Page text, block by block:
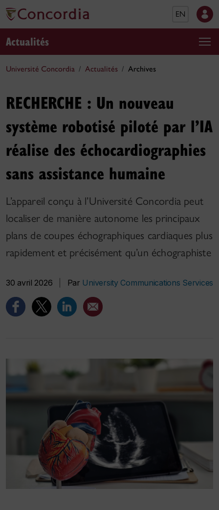
EN
Actualités
Université Concordia Actualités Archives
RECHERCHE : Un nouveau
système robotisé piloté par l’IA
réalise des échocardiographies
sans assistance humaine
L’appareil conçu à l’Université Concordia peut
localiser de manière autonome les principaux
plans de coupes échographiques cardiaques plus
rapidement et précisément qu’un échographiste
30 avril 2026 Par University Communications Services